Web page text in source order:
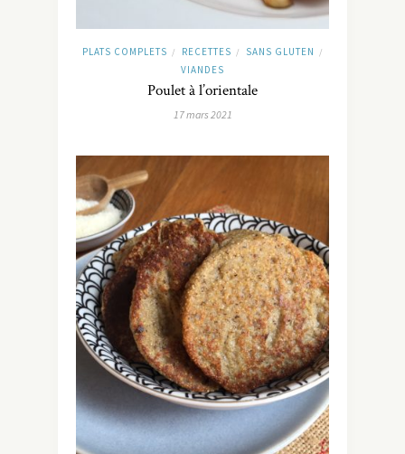
PLATS COMPLETS / RECETTES / SANS GLUTEN /
VIANDES
Poulet à l’orientale
17 mars 2021